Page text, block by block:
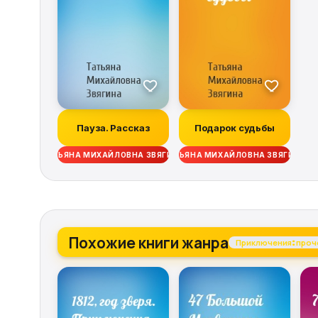
Пауза. Рассказ
ТАТЬЯНА МИХАЙЛОВНА ЗВЯГИНА
Подарок судьбы
ТАТЬЯНА МИХАЙЛОВНА ЗВЯГИНА
Похожие книги жанра Приключения: